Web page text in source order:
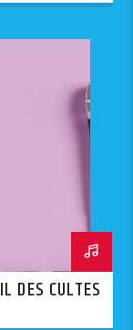
DES CULTES